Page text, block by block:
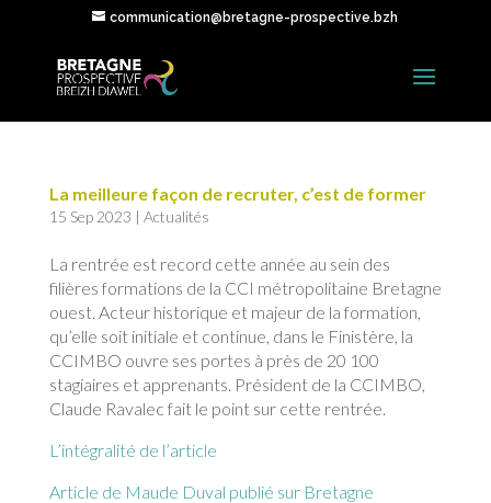
communication@bretagne-prospective.bzh
La meilleure façon de recruter, c’est de former
15 Sep 2023 | Actualités
La rentrée est record cette année au sein des
filières formations de la CCI métropolitaine Bretagne
ouest. Acteur historique et majeur de la formation,
qu’elle soit initiale et continue, dans le Finistère, la
CCIMBO ouvre ses portes à près de 20 100
stagiaires et apprenants. Président de la CCIMBO,
Claude Ravalec fait le point sur cette rentrée.
L’intégralité de l’article
Article de Maude Duval publié sur Bretagne